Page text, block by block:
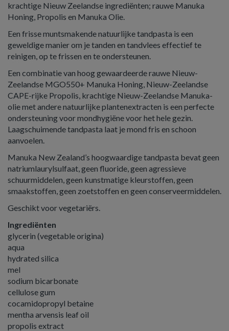
krachtige Nieuw Zeelandse ingrediënten; rauwe Manuka
Honing, Propolis en Manuka Olie.
Een frisse muntsmakende natuurlijke tandpasta is een
geweldige manier om je tanden en tandvlees effectief te
reinigen, op te frissen en te ondersteunen.
Een combinatie van hoog gewaardeerde rauwe Nieuw-
Zeelandse MGO550+ Manuka Honing, Nieuw-Zeelandse
CAPE-rijke Propolis, krachtige Nieuw-Zeelandse Manuka-
olie met andere natuurlijke plantenextracten is een perfecte
ondersteuning voor mondhygiëne voor het hele gezin.
Laagschuimende tandpasta laat je mond fris en schoon
aanvoelen.
Manuka New Zealand’s hoogwaardige tandpasta bevat geen
natriumlaurylsulfaat, geen fluoride, geen agressieve
schuurmiddelen, geen kunstmatige kleurstoffen, geen
smaakstoffen, geen zoetstoffen en geen conserveermiddelen.
Geschikt voor vegetariërs.
Ingrediënten
glycerin (vegetable origina)
aqua
hydrated silica
mel
sodium bicarbonate
cellulose gum
cocamidopropyl betaine
mentha arvensis leaf oil
propolis extract